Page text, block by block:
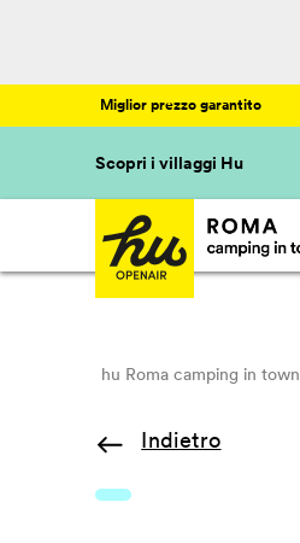
Miglior prezzo garantito
Scopri i villaggi Hu
hu Roma camping in town
Indietro